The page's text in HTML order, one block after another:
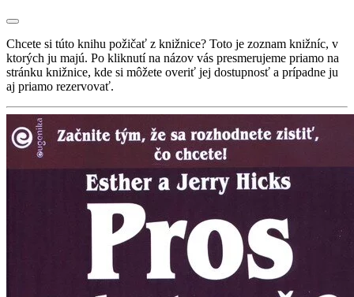
Chcete si túto knihu požičať z knižnice? Toto je zoznam knižníc, v
ktorých ju majú. Po kliknutí na názov vás presmerujeme priamo na
stránku knižnice, kde si môžete overiť jej dostupnosť a prípadne ju
aj priamo rezervovať.